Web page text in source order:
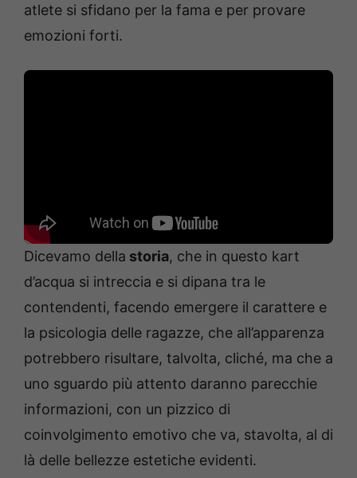
atlete si sfidano per la fama e per provare
emozioni forti.
Dicevamo della storia, che in questo kart
d’acqua si intreccia e si dipana tra le
contendenti, facendo emergere il carattere e
la psicologia delle ragazze, che all’apparenza
potrebbero risultare, talvolta, cliché, ma che a
uno sguardo più attento daranno parecchie
informazioni, con un pizzico di
coinvolgimento emotivo che va, stavolta, al di
là delle bellezze estetiche evidenti.